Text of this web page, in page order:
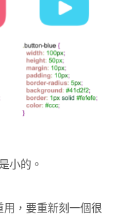
小的。
，要重新刻一個很